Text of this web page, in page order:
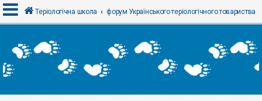
х
і
Теріологічна школа форум Українського теріологічного товариства